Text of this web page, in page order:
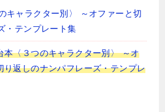
本〈３つのキャラクター別〉 ～オ
り返しのナンパフレーズ・テンプレ